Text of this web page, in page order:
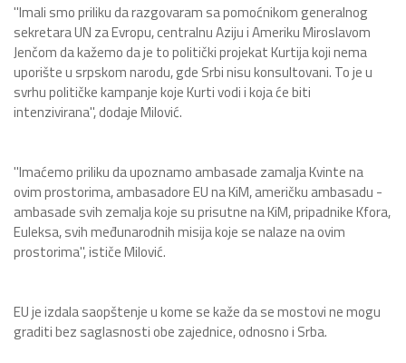
"Imali smo priliku da razgovaram sa pomoćnikom generalnog
sekretara UN za Evropu, centralnu Aziju i Ameriku Miroslavom
Jenčom da kažemo da je to politički projekat Kurtija koji nema
uporište u srpskom narodu, gde Srbi nisu konsultovani. To je u
svrhu političke kampanje koje Kurti vodi i koja će biti
intenzivirana", dodaje Milović.
"Imaćemo priliku da upoznamo ambasade zamalja Kvinte na
ovim prostorima, ambasadore EU na KiM, američku ambasadu -
ambasade svih zemalja koje su prisutne na KiM, pripadnike Kfora,
Euleksa, svih međunarodnih misija koje se nalaze na ovim
prostorima", ističe Milović.
EU je izdala saopštenje u kome se kaže da se mostovi ne mogu
graditi bez saglasnosti obe zajednice, odnosno i Srba.